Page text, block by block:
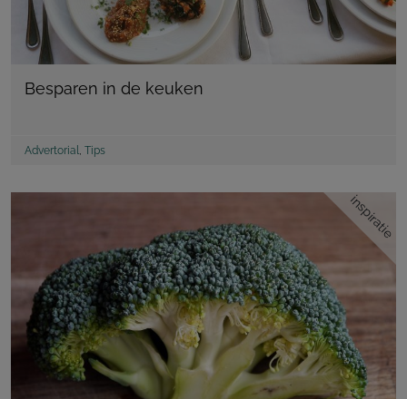
Besparen in de keuken
Advertorial, Tips
inspiratie